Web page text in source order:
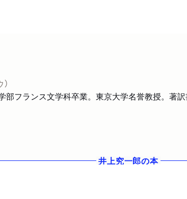
ランス文学科卒業。東京大学名誉教授。著訳
井上究一郎の本